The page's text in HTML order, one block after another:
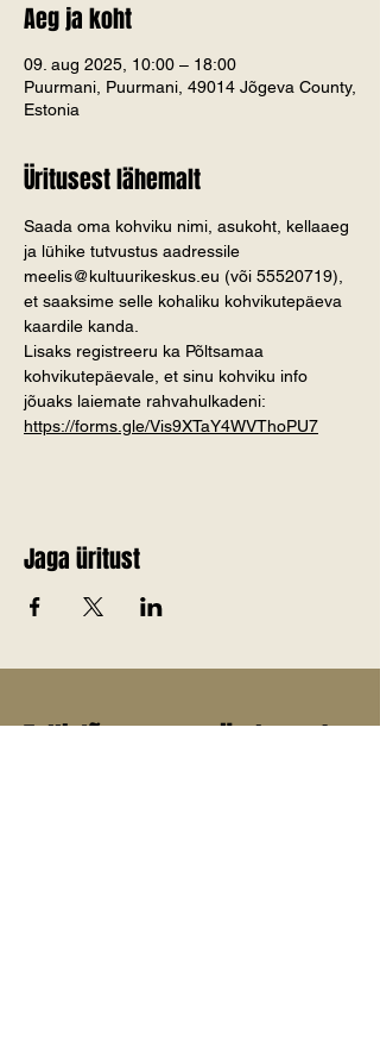
Aeg ja koht
09. aug 2025, 10:00 – 18:00
Puurmani, Puurmani, 49014 Jõgeva County,
Estonia
Üritusest lähemalt
Saada oma kohviku nimi, asukoht, kellaaeg
ja lühike tutvustus aadressile
meelis@kultuurikeskus.eu (või 55520719),
et saaksime selle kohaliku kohvikutepäeva
kaardile kanda.
Lisaks registreeru ka Põltsamaa
kohvikutepäevale, et sinu kohviku info
jõuaks laiemate rahvahulkadeni:
https://forms.gle/Vis9XTaY4WVThoPU7
Jaga üritust
Telli Jõgevamaa värskemad